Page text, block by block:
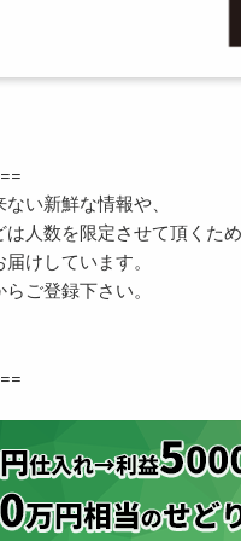
い新鮮な情報や、
は人数を限定させて頂くため
けしています。
ご登録下さい。